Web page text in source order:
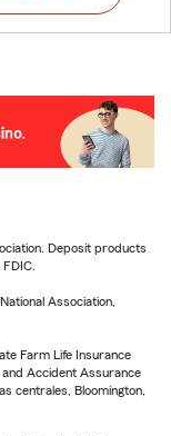
Deposit products
Association,
Farm Life Insurance
and Accident Assurance
centrales, Bloomington,